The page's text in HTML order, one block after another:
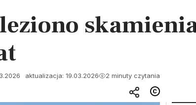
aktualizacja: 19.03.2026 2 minuty czytania